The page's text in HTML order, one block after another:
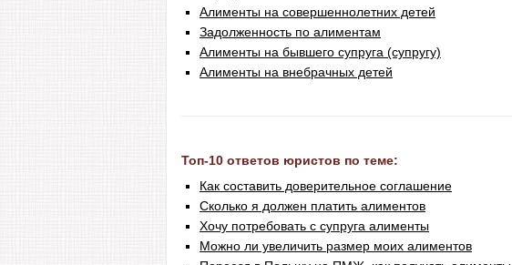
Алименты на совершеннолетних детей
Задолженность по алиментам
Алименты на бывшего супруга (супругу)
Алименты на внебрачных детей
Топ-10 ответов юристов по теме:
Как составить доверительное соглашение
Сколько я должен платить алиментов
Хочу потребовать с супруга алименты
Можно ли увеличить размер моих алиментов